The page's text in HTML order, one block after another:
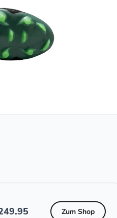
Zum Shop